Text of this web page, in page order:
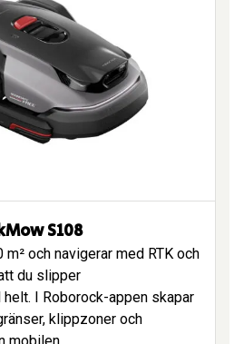
S108
och navigerar med RTK och
du slipper
I Roborock-appen skapar
klippzoner och